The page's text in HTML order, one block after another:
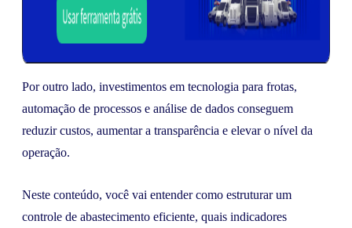
Por outro lado, investimentos em tecnologia para frotas,
automação de processos e análise de dados conseguem
reduzir custos, aumentar a transparência e elevar o nível da
operação.
Neste conteúdo, você vai entender como estruturar um
controle de abastecimento eficiente, quais indicadores